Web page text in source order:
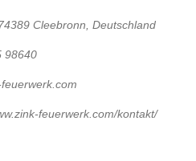
Cleebronn, Deutschland
98640
feuerwerk.com/kontakt/